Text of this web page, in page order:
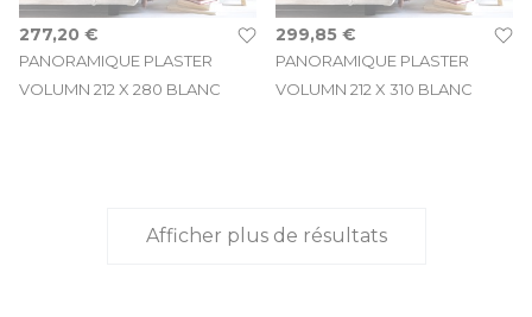
PANORAMIQUE PLASTER
VOLUMN 212 X 280 BLANC
277,20 €
PANORAMIQUE PLASTER
VOLUMN 212 X 310 BLANC
299,85 €
Afficher plus de résultats